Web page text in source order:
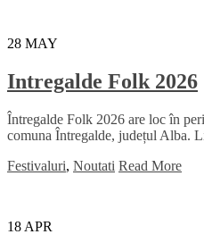
28 MAY
Intregalde Folk 2026
Întregalde Folk 2026 are loc în
comuna Întregalde, județul Alba.
Festivaluri, Noutati Read More
18 APR